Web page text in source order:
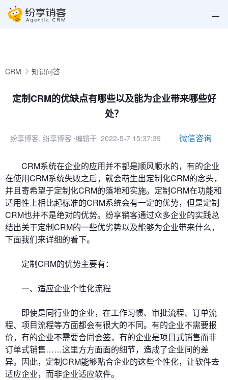
CRM 知识问答
定制CRM的优缺点有哪些以及能为企业带来哪些好
处？
纷享博客, 纷享博客 ⋅编辑于 2022-5-7 15:37:39 微信咨询
CRM系统在企业的应用并不都是顺风顺水的，有的企业
在使用CRM系统失败之后，就会萌生出定制化CRM的念头，
并且寄希望于定制化CRM的落地和实施。定制CRM在功能和
适用性上相比起标准的CRM系统会有一定的优势，但是定制
CRM也并不是绝对的优势。纷享销客通过众多企业的实践总
结出关于定制CRM的一些优劣势以及能够为企业带来什么，
下面我们来详细的看下。
定制CRM的优势主要有：
一、适应企业个性化流程
即使是同行业的企业，在工作习惯、审批流程、订单流
程、项目流程等方面都会有很大的不同。有的企业不需要报
价，有的企业不需要合同会签，有的企业是项目式销售而非
订单式销售……这里方方面面的细节，造成了企业间的差
异。因此，定制CRM能够贴合企业的这些个性化，让软件去
适应企业，而非企业适应软件。